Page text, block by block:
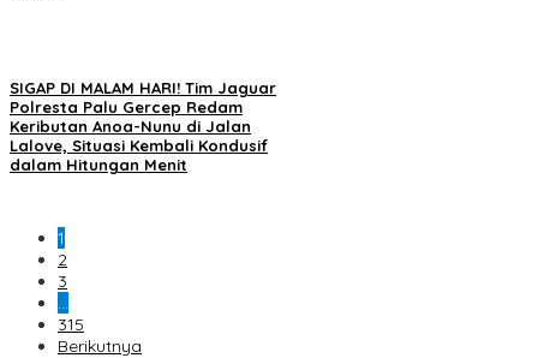
SIGAP DI MALAM HARI! Tim Jaguar
Polresta Palu Gercep Redam
Keributan Anoa-Nunu di Jalan
Lalove, Situasi Kembali Kondusif
dalam Hitungan Menit
1
2
3
…
315
Berikutnya